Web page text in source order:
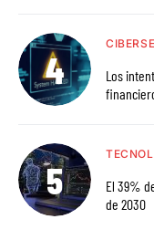
Los
El 39%
de 2030